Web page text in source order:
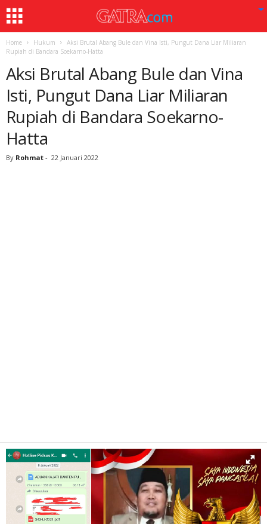
Home Hukum
Aksi Brutal Abang Bule dan Vina Isti, Pungut Dana Liar Miliaran
Rupiah di Bandara Soekarno-Hatta
Aksi Brutal Abang Bule dan Vina
Isti, Pungut Dana Liar Miliaran
Rupiah di Bandara Soekarno-
Hatta
By Rohmat - 22 Januari 2022